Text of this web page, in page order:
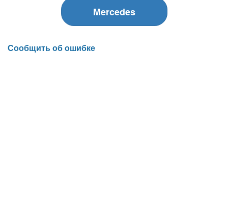
Mercedes
Сообщить об ошибке